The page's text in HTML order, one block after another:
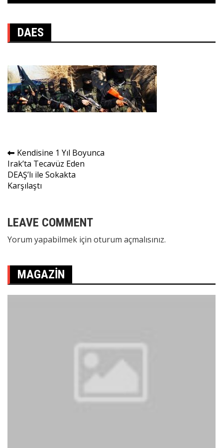
DAES
Yazı
gezinmesi
Kendisine 1 Yıl Boyunca
Irak’ta Tecavüz Eden
DEAŞ’lı ile Sokakta
Karşılaştı
LEAVE COMMENT
Yorum yapabilmek için oturum açmalısınız.
MAGAZIN